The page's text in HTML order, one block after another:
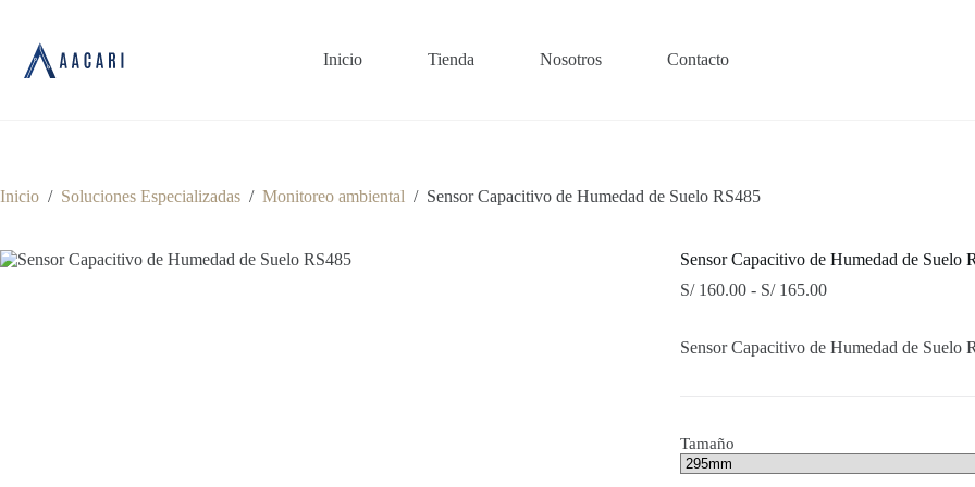
contenido
Inicio Tienda Nosotros Contacto
Inicio / Soluciones Especializadas / Monitoreo ambiental / Sensor Capacitivo de Humedad de Suelo RS485
Sensor Capacitivo de Humedad de Suelo
S/160.00 - S/165.00Rango
desde
Sensor Capacitivo de Humedad de Suelo
Tamaño